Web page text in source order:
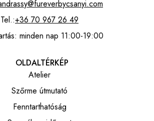
Tel.:+36 70 967 26 49
minden nap 11:00-19:00
OLDALTÉRKÉP
Atelier
Szőrme útmutató
Fenntarthatóság